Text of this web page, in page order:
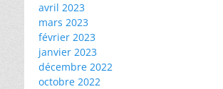
avril 2023
mars 2023
février 2023
janvier 2023
décembre 2022
octobre 2022